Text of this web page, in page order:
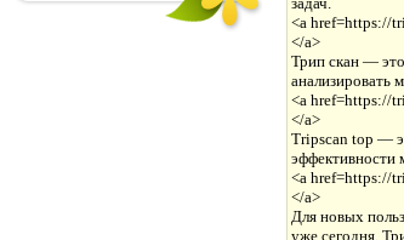
<a href=https://
</a>
Трип скан —
анализировать
<a href=https://
</a>
Tripscan top —
эффективности
<a href=https://
</a>
Для новых
уже сегодня.